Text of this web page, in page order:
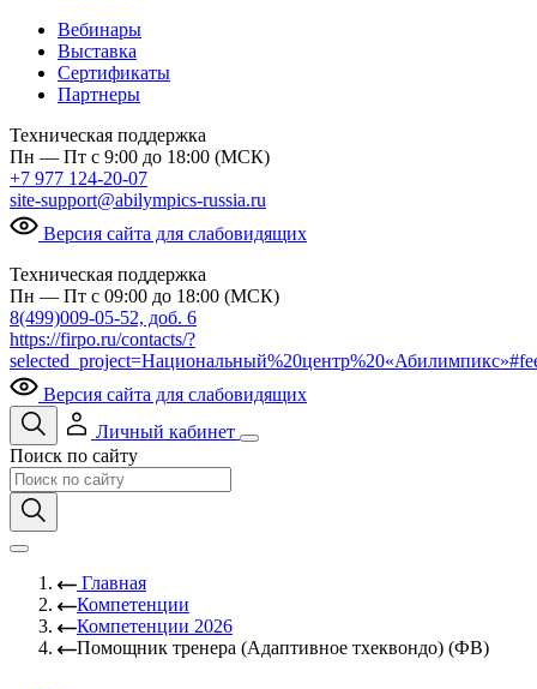
Вебинары
Выставка
Сертификаты
Партнеры
Техническая поддержка
Пн — Пт с 9:00 до 18:00 (МСК)
+7 977 124-20-07
site-support@abilympics-russia.ru
Версия сайта для слабовидящих
Техническая поддержка
Пн — Пт с 09:00 до 18:00 (МСК)
8(499)009-05-52, доб. 6
https://firpo.ru/contacts/?
Версия сайта для слабовидящих
Личный кабинет
Поиск по сайту
Главная
Компетенции
Компетенции 2026
Помощник тренера (Адаптивное тхеквондо) (ФВ)